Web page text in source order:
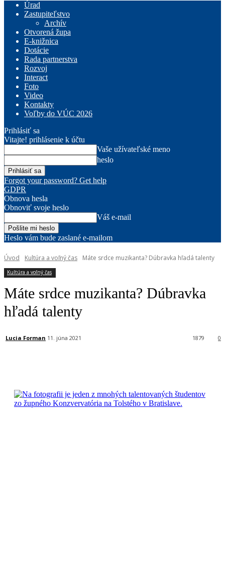
Úrad
Zastupiteľstvo
Archív
Otvorená župa
E-knižnica
Dotácie
Rada partnerstva
Rozvoj
Interact
Foto
Video
Kontakty
Voľby do VÚC 2026
Prihlásiť sa
Vitajte! prihlásenie k účtu
Vaše užívateľské meno
heslo
Forgot your password? Get help
GDPR
Obnova hesla
Obnoviť svoje heslo
Váš e-mail
Heslo vám bude zaslané e-mailom
Úvod Kultúra a voľný čas Máte srdce muzikanta? Dúbravka hľadá talenty
Kultúra a voľný čas
Máte srdce muzikanta? Dúbravka
hľadá talenty
Lucia Forman 11. júna 2021 0
1879